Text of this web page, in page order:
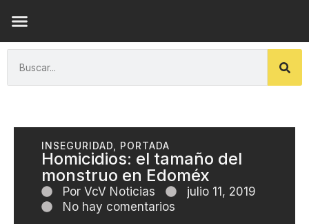
INSEGURIDAD PORTADA
Homicidios: el tamaño del
monstruo en Edoméx
Por VcV Noticias
julio 11, 2019
No hay comentarios